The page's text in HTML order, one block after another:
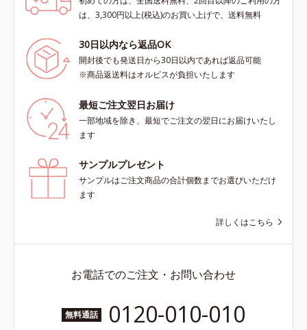
は、3,300円以上(税込)のお買い上げで、送料無料
30日以内なら返品OK
開封後でも発送日から30日以内であれば返品可能
※商品返送料はオルビスが負担いたします
最短ご注文翌日お届け
一部地域を除き、最短でご注文の翌日にお届けいたし
ます
サンプルプレゼント
サンプルはご注文商品の合計個数までお選びいただけ
ます
詳しくはこちら
お電話でのご注文・お問い合わせ
無料通話 0120-010-010